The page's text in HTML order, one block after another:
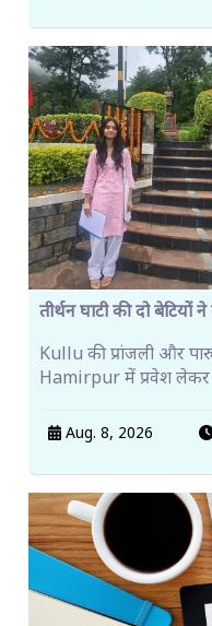
तीर्थन घाटी की दो
Kullu की प्रांजली और
Hamirpur में प्रवेश लेकर
Aug. 8, 2026